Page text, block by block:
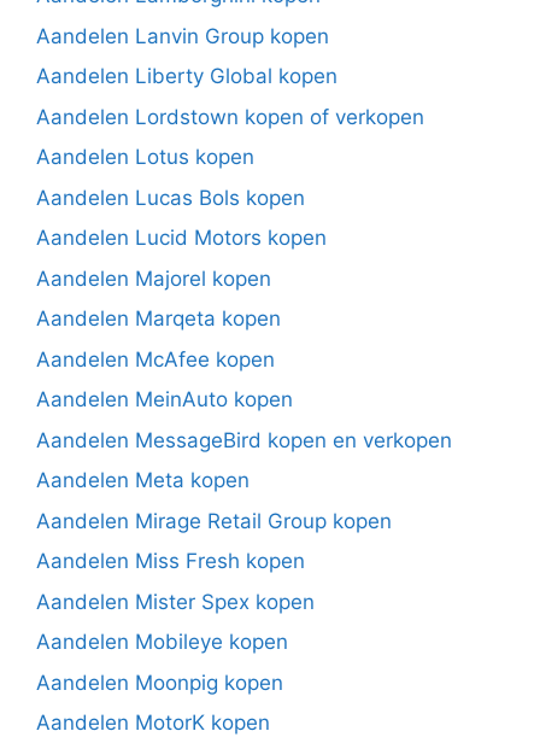
Aandelen Lanvin Group kopen
Aandelen Liberty Global kopen
Aandelen Lordstown kopen of verkopen
Aandelen Lotus kopen
Aandelen Lucas Bols kopen
Aandelen Lucid Motors kopen
Aandelen Majorel kopen
Aandelen Marqeta kopen
Aandelen McAfee kopen
Aandelen MeinAuto kopen
Aandelen MessageBird kopen en verkopen
Aandelen Meta kopen
Aandelen Mirage Retail Group kopen
Aandelen Miss Fresh kopen
Aandelen Mister Spex kopen
Aandelen Mobileye kopen
Aandelen Moonpig kopen
Aandelen MotorK kopen